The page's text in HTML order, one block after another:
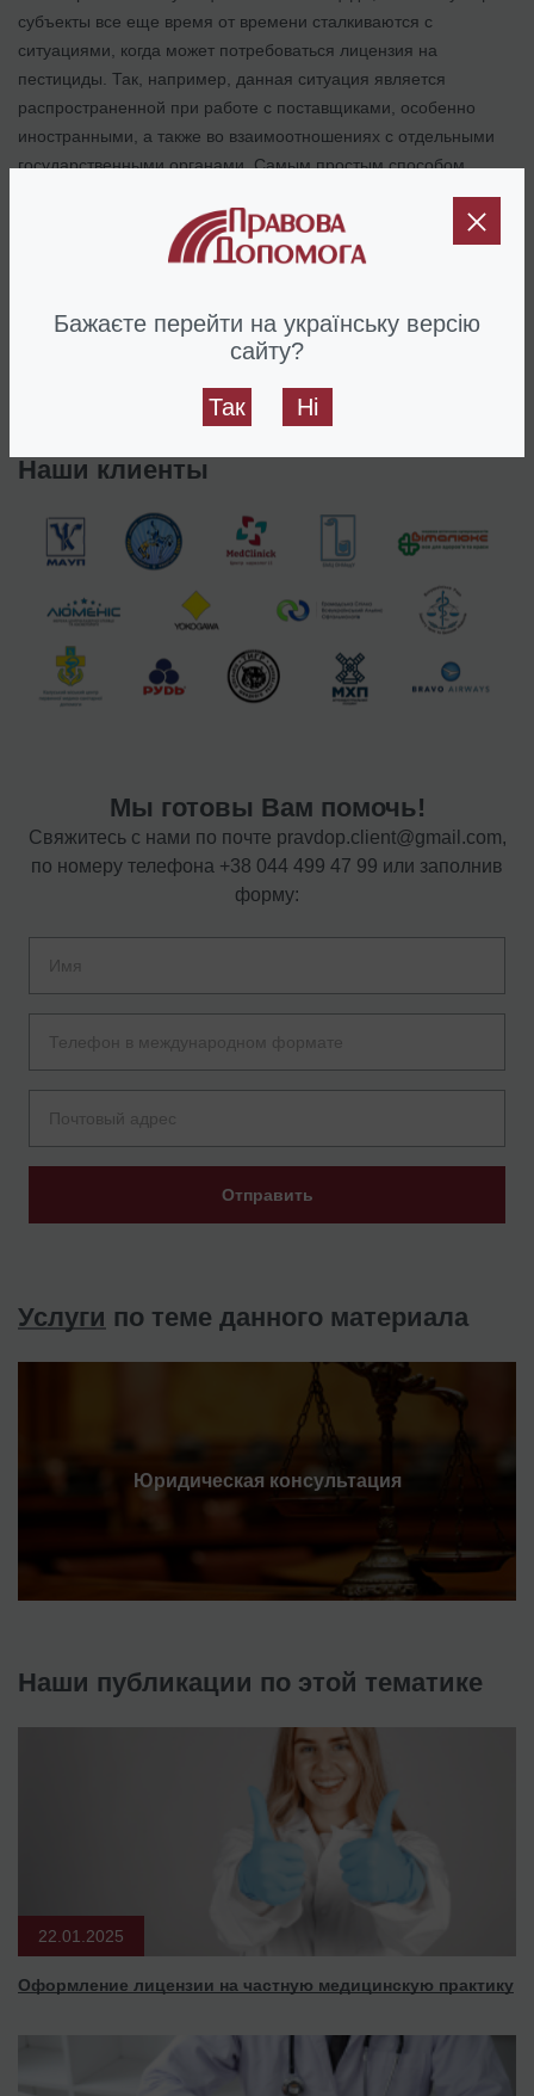
субъекты все еще время от времени сталкиваются с
ситуациями, когда может потребоваться лицензия на
пестициды. Так, например, данная ситуация является
распространенной при работе с поставщиками, особенно
иностранными, а также во взаимоотношениях с отдельными
государственными органами. Самым простым способом
решения таких недоразумений является предоставление
разъяснений своим контрагентам или контролирующим
органам. Если же ваш партнер, несмотря ни на что,
агрохимикатами.
Дата публикации: 08/01/2016
Наши клиенты
Мы готовы Вам помочь!
Свяжитесь с нами по почте pravdop.client@gmail.com,
по номеру телефона +38 044 499 47 99 или заполнив
форму:
Отправить
Услуги по теме данного материала
Юридическая консультация
Наши публикации по этой тематике
22.01.2025
Оформление лицензии на частную медицинскую практику
Бажаєте перейти на українську версію
сайту?
Так Ні